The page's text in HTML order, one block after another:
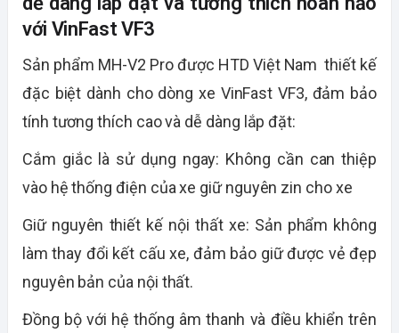
với VinFast VF3
Sản phẩm MH-V2 Pro được HTD Việt Nam thiết kế
đặc biệt dành cho dòng xe VinFast VF3, đảm bảo
tính tương thích cao và dễ dàng lắp đặt:
Cắm giắc là sử dụng ngay: Không cần can thiệp
vào hệ thống điện của xe giữ nguyên zin cho xe
Giữ nguyên thiết kế nội thất xe: Sản phẩm không
làm thay đổi kết cấu xe, đảm bảo giữ được vẻ đẹp
nguyên bản của nội thất.
Đồng bộ với hệ thống âm thanh và điều khiển trên